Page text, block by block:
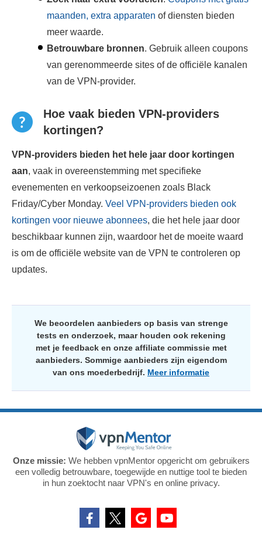
maanden, extra apparaten of diensten bieden
meer waarde.
Betrouwbare bronnen. Gebruik alleen coupons
van gerenommeerde sites of de officiële kanalen
van de VPN-provider.
Hoe vaak bieden VPN-providers
kortingen?
VPN-providers bieden het hele jaar door kortingen
aan, vaak in overeenstemming met specifieke
evenementen en verkoopseizoenen zoals Black
Friday/Cyber ​​Monday. Veel VPN-providers bieden ook
kortingen voor nieuwe abonnees, die het hele jaar door
beschikbaar kunnen zijn, waardoor het de moeite waard
is om de officiële website van de VPN te controleren op
updates.
We beoordelen aanbieders op basis van strenge
tests en onderzoek, maar houden ook rekening
met je feedback en onze affiliate commissie met
aanbieders. Sommige aanbieders zijn eigendom
van ons moederbedrijf. Meer informatie
Onze missie: We hebben vpnMentor opgericht om gebruikers
een volledig betrouwbare, toegewijde en nuttige tool te bieden
in hun zoektocht naar VPN's en online privacy.